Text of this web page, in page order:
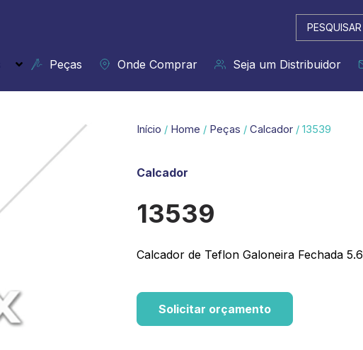
Pesquisar
...
Peças Onde Comprar Seja um Distribuidor
Início / Home / Peças / Calcador / 13539
Calcador
13539
Calcador de Teflon Galoneira Fechada 5.6
Solicitar orçamento